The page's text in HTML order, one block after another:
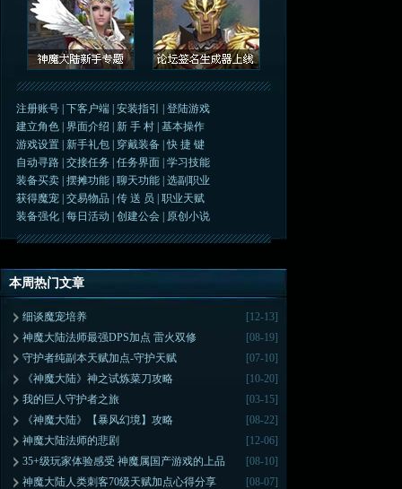
注册账号 |下客户端 |安装指引 |登陆游戏
建立角色 |界面介绍 新 手 村 |基本操作
游戏设置
新手礼包 穿戴装备 |快 捷 键
自动寻路 |交接任务 |任务界面 |学习技能
装备买卖 |摆摊功能 |聊天功能 |选副职业
获得魔宠 |交易物品 |传 送 员 |职业天赋
装备强化 |每日活动 |创建公会 原创小说
本周热门文章
[12-13]
细谈魔宠培养
[08-19]
神魔大陆法师最强DPS加点 雷火双修
[07-10]
守护者纯副本天赋加点-守护天赋
[10-20]
《神魔大陆》神之试炼菜刀攻略
[03-15]
我的巨人守护者之旅
[08-22]
《神魔大陆》【暴风幻境】攻略
[12-06]
神魔大陆法师的悲剧
[08-10]
35+级玩家体验感受 神魔属国产游戏的上品
[08-07]
神魔大陆人类刺客70级天赋加点心得分享